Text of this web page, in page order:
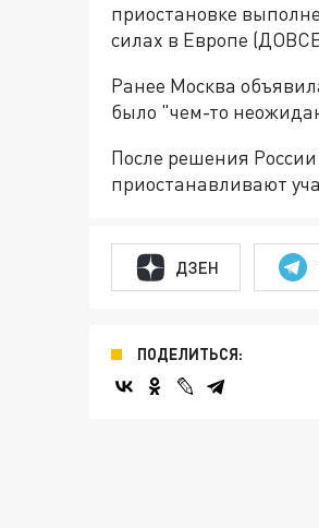
приостановке
силах в Европе
Ранее Москва
было "чем-то
После решения
приостанавливают
ДЗЕН
ПОДЕЛИТЬСЯ: